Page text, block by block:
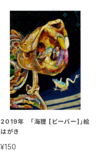
2019年 「海狸 [ビーバー]」絵
はがき
¥150